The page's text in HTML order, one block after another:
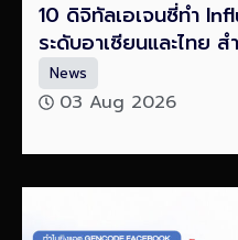
10 ดิจิทัลเอเจนซี่ทำ
ระดับอาเซียนและไทย
News
03 Aug 2026